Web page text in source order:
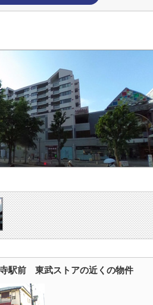
駅前 東武ストアの近くの物件